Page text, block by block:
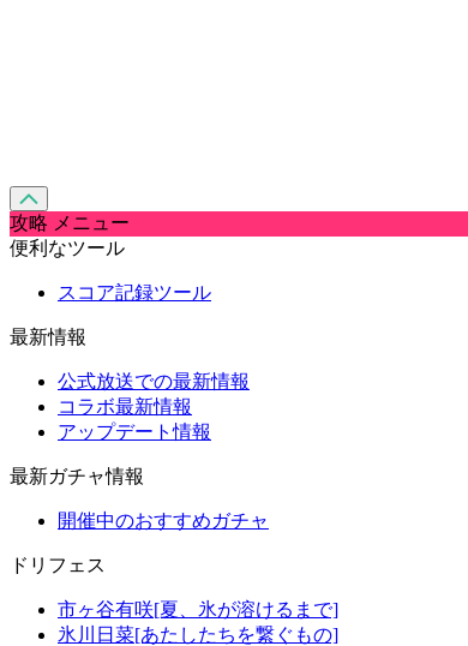
攻略 メニュー
便利なツール
スコア記録ツール
最新情報
公式放送での最新情報
コラボ最新情報
アップデート情報
最新ガチャ情報
開催中のおすすめガチャ
ドリフェス
市ヶ谷有咲[夏、氷が溶けるまで]
氷川日菜[あたしたちを繋ぐもの]